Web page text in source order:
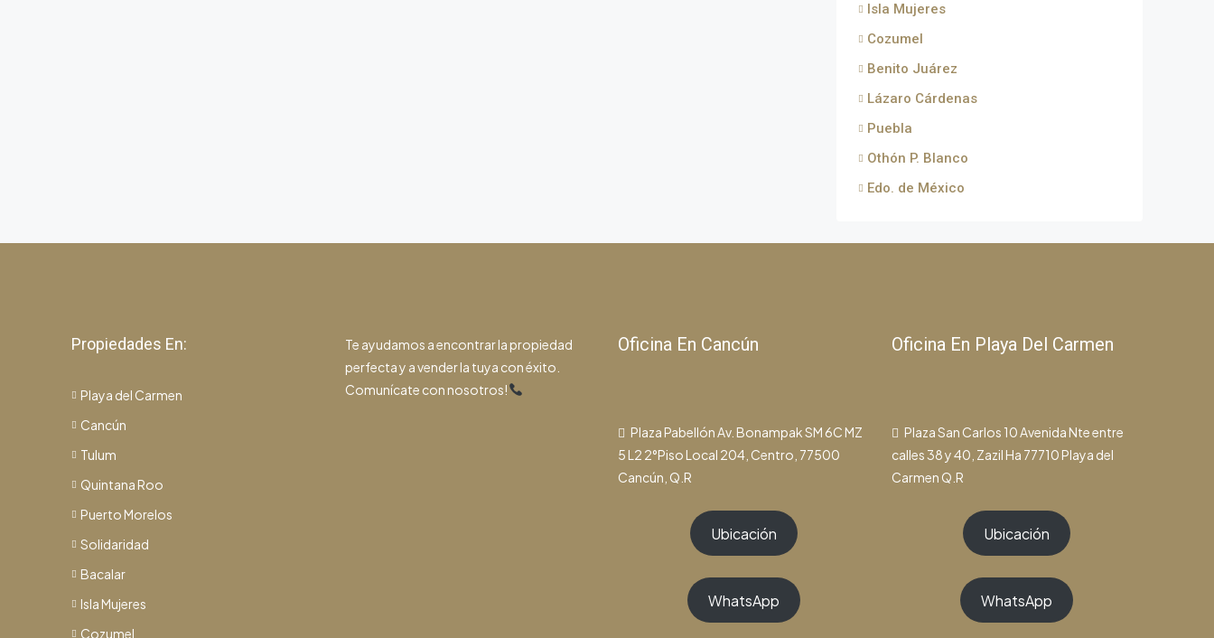
Isla Mujeres
Cozumel
Benito Juárez
Lázaro Cárdenas
Puebla
Othón P. Blanco
Edo. de México
Propiedades En:
Playa del Carmen
Cancún
Tulum
Quintana Roo
Puerto Morelos
Solidaridad
Bacalar
Isla Mujeres
Cozumel
Te ayudamos a encontrar la propiedad
perfecta y a vender la tuya con éxito.
Comunícate con nosotros!
Oficina En Cancún
Plaza Pabellón Av. Bonampak SM 6C MZ
5 L2 2°Piso Local 204, Centro, 77500
Cancún, Q.R
Ubicación
WhatsApp
Oficina En Playa Del Carmen
Plaza San Carlos 10 Avenida Nte entre
calles 38 y 40, Zazil Ha 77710 Playa del
Carmen Q.R
Ubicación
WhatsApp